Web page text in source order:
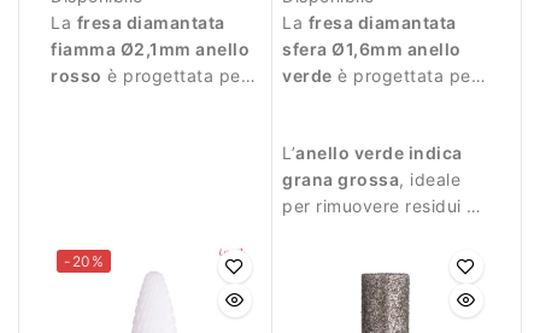
La fresa diamantata
fiamma Ø2,1mm anello
rosso è progettata per
La fresa diamantata
sfera Ø1,6mm anello
verde è progettata per
manicure professionale.
L’anello verde indica
grana grossa, ideale
per rimuovere residui di
-20%